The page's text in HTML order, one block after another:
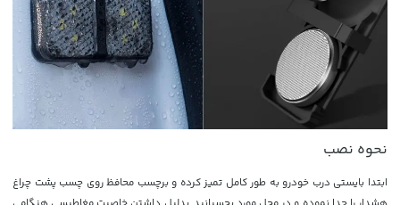
نحوه نصب
ابتدا بایستی درب خودرو به طور کامل تمیز کرده و برچسب محافظ روی چسب پشت چراغ